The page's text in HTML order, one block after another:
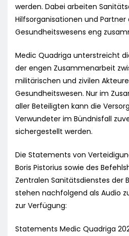
werden. Dabei arbeiten
Hilfsorganisationen und Partner
Gesundheitswesens eng
Medic Quadriga unterstreicht
der engen Zusammenarbeit
militärischen und zivilen
Gesundheitswesen. Nur im
aller Beteiligten kann die
Verwundeter im Bündnisfall
sichergestellt werden.
Die Statements von
Boris Pistorius sowie des
Zentralen Sanitätsdienstes der
stehen nachfolgend als Audio
zur Verfügung:
Statements Medic Quadriga